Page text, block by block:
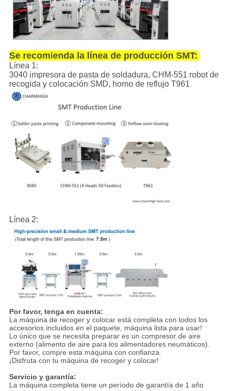
Se recomienda la línea de producción SMT:
Línea 1:
3040 impresora de pasta de soldadura, CHM-551 robot de
recogida y colocación SMD, horno de reflujo T961
Línea 2:
Por favor, tenga en cuenta:
La máquina de recoger y colocar está completa con todos los
accesorios incluidos en el paquete, máquina lista para usar!
Lo único que se necesita preparar es un compresor de aire
externo (alimento de aire para los alimentadores neumáticos).
Por favor, compre esta máquina con confianza.
¡Disfruta con tu máquina de recoger y colocar!
Servicio y garantía:
La máquina completa tiene un período de garantía de 1 año